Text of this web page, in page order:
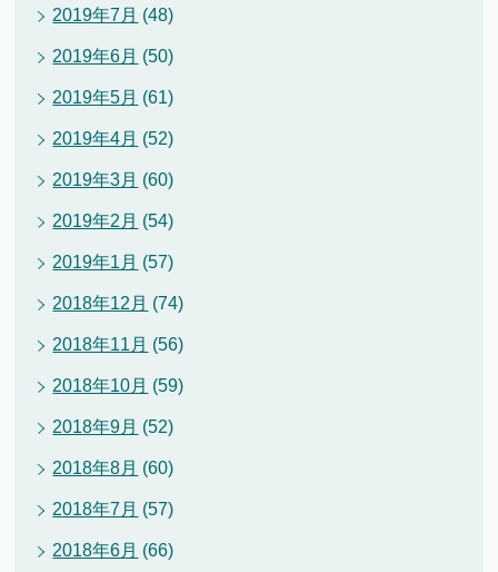
2019年7月 (48)
2019年6月 (50)
2019年5月 (61)
2019年4月 (52)
2019年3月 (60)
2019年2月 (54)
2019年1月 (57)
2018年12月 (74)
2018年11月 (56)
2018年10月 (59)
2018年9月 (52)
2018年8月 (60)
2018年7月 (57)
2018年6月 (66)